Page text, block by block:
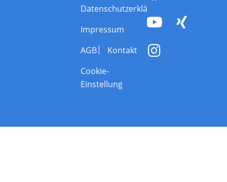
Datenschutzerklärung
Impressum
AGB
Kontakt
Cookie-
Einstellung